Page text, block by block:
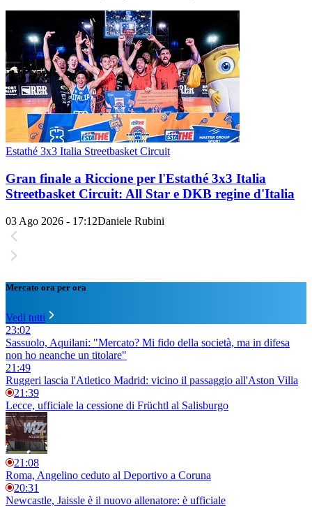
Estathé 3x3 Italia Streetbasket Circuit
Gran finale a Riccione per l'Estathé 3x3 Italia
Streetbasket Circuit: All Star e DKB regine d'Italia
03 Ago 2026 - 17:12Daniele Rubini
Mercato ora per ora
Vedi tutti
23:02
Sassuolo, Aquilani: "Mercato? Mi fido della società, ma in difesa
non ho neanche un titolare"
21:49
Ruggeri lascia l'Atletico Madrid: vicino il passaggio all'Aston Villa
21:39
Lecce, ufficiale la cessione di Früchtl al Salisburgo
21:08
Roma, Angelino ceduto al Deportivo a Coruna
20:31
Newcastle, Jaissle è il nuovo allenatore: è ufficiale